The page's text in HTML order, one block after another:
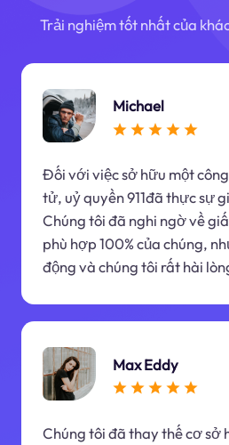
Trải nghiệm tốt nhất của
Michael
Đối với việc sở hữu một
tử, uỷ quyền 911đã thực sự
Chúng tôi đã nghi ngờ về
phù hợp 100% của chúng,
động và chúng tôi rất hài
Max Eddy
Chúng tôi đã thay thế cơ sở